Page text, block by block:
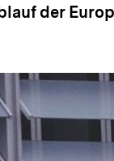
der